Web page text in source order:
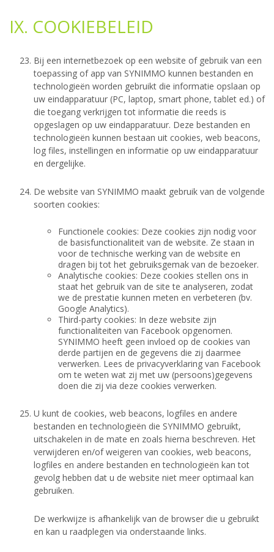
IX. COOKIEBELEID
Bij een internetbezoek op een website of gebruik van een
toepassing of app van SYNIMMO kunnen bestanden en
technologieën worden gebruikt die informatie opslaan op
uw eindapparatuur (PC, laptop, smart phone, tablet ed.) of
die toegang verkrijgen tot informatie die reeds is
opgeslagen op uw eindapparatuur. Deze bestanden en
technologieën kunnen bestaan uit cookies, web beacons,
log files, instellingen en informatie op uw eindapparatuur
en dergelijke.
De website van SYNIMMO maakt gebruik van de volgende
soorten cookies:
Functionele cookies: Deze cookies zijn nodig voor
de basisfunctionaliteit van de website. Ze staan in
voor de technische werking van de website en
dragen bij tot het gebruiksgemak van de bezoeker.
Analytische cookies: Deze cookies stellen ons in
staat het gebruik van de site te analyseren, zodat
we de prestatie kunnen meten en verbeteren (bv.
Google Analytics).
Third-party cookies: In deze website zijn
functionaliteiten van Facebook opgenomen.
SYNIMMO heeft geen invloed op de cookies van
derde partijen en de gegevens die zij daarmee
verwerken. Lees de privacyverklaring van Facebook
om te weten wat zij met uw (persoons)gegevens
doen die zij via deze cookies verwerken.
U kunt de cookies, web beacons, logfiles en andere
bestanden en technologieën die SYNIMMO gebruikt,
uitschakelen in de mate en zoals hierna beschreven. Het
verwijderen en/of weigeren van cookies, web beacons,
logfiles en andere bestanden en technologieën kan tot
gevolg hebben dat u de website niet meer optimaal kan
gebruiken.
De werkwijze is afhankelijk van de browser die u gebruikt
en kan u raadplegen via onderstaande links.